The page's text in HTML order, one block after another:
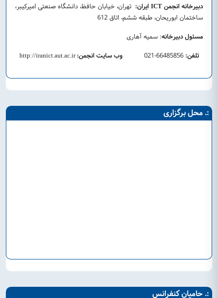
دبیرخانه انجمن ICT ایران: تهران، خیابان حافظ، دانشگاه صنعتی امیرکیبر،
ساختمان ابوریحان، طبقه ششم، اتاق 612
مسئول دبیرخانه: سمیه آهاری
تلفن:
وب سایت انجمن:
http://iranict.aut.ac.ir
:. محل برگزاری
:. حامیان کنفرانس